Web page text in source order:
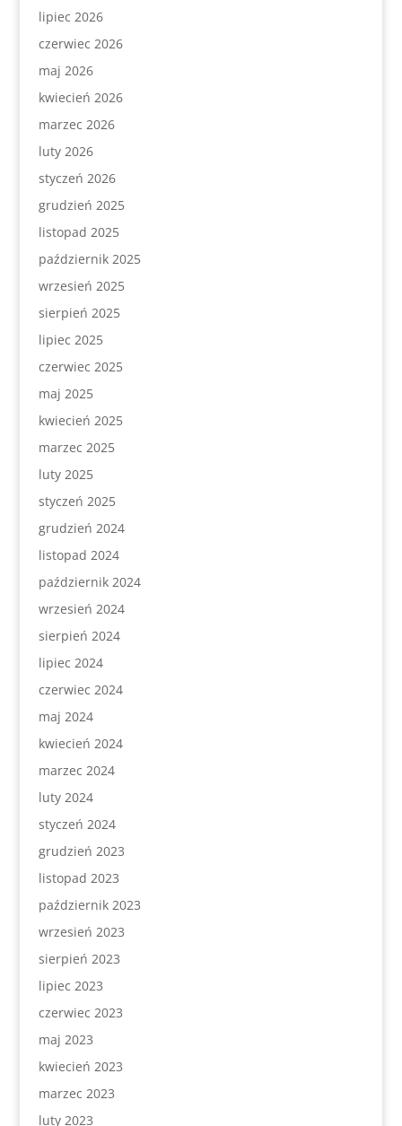
lipiec 2026
czerwiec 2026
maj 2026
kwiecień 2026
marzec 2026
luty 2026
styczeń 2026
grudzień 2025
listopad 2025
październik 2025
wrzesień 2025
sierpień 2025
lipiec 2025
czerwiec 2025
maj 2025
kwiecień 2025
marzec 2025
luty 2025
styczeń 2025
grudzień 2024
listopad 2024
październik 2024
wrzesień 2024
sierpień 2024
lipiec 2024
czerwiec 2024
maj 2024
kwiecień 2024
marzec 2024
luty 2024
styczeń 2024
grudzień 2023
listopad 2023
październik 2023
wrzesień 2023
sierpień 2023
lipiec 2023
czerwiec 2023
maj 2023
kwiecień 2023
marzec 2023
luty 2023